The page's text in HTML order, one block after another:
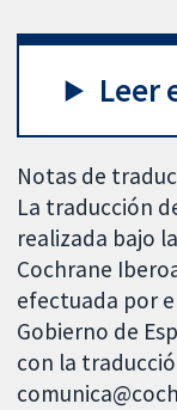
Leer
Notas de
La traducción
realizada bajo
Cochrane
efectuada por
Gobierno de
con la